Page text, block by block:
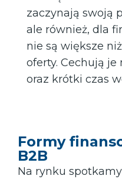
zaczynają swoją
ale również, dla
nie są większe
oferty. Cechują je
oraz krótki czas
Formy
B2B
Na rynku